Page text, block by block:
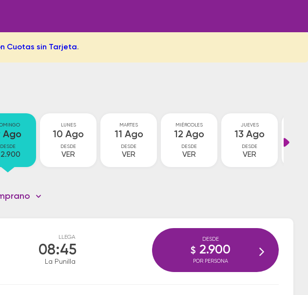
Cuotas sin Tarjeta.
Ago
DESDE
2.900
LUNES
10 Ago
DESDE
VER
MARTES
11 Ago
DESDE
VER
MIÉRCOLES
12 Ago
DESDE
VER
JUEVES
13 Ago
DESDE
VER
LLEGA
08:45
La Punilla
DESDE
$ 2.900
POR PERSONA